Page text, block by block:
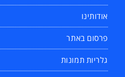
אודותינו
פרסום באתר
גלריות תמונות